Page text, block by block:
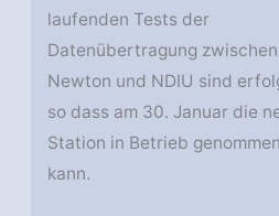
laufenden Tests der
Datenübertragung
Newton und NDIU sind
so dass am 30. Januar die
Station in Betrieb
kann.